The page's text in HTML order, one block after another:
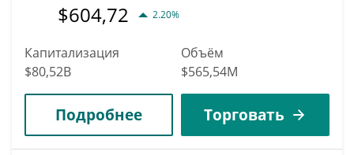
$604,72 2.20%
Капитализация
$80,52B
Объём
$565,54M
Подробнее Торговать